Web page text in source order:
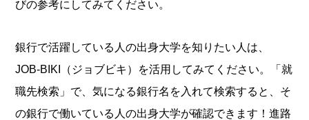
びの参考にしてみてください。
銀行で活躍している人の出身大学を知りたい人は、
JOB-BIKI（ジョブビキ）を活用してみてください。「就
職先検索」で、気になる銀行名を入れて検索すると、そ
の銀行で働いている人の出身大学が確認できます！進路